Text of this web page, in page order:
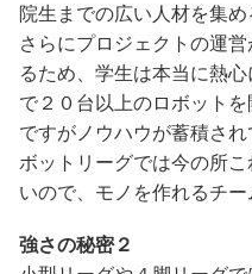
院生までの広い人材を集
さらにプロジェクトの運
るため、学生は本当に熱
で２０台以上のロボット
ですがノウハウが蓄積さ
ボットリーグでは今の所
いので、モノを作れるチー
強さの秘密２